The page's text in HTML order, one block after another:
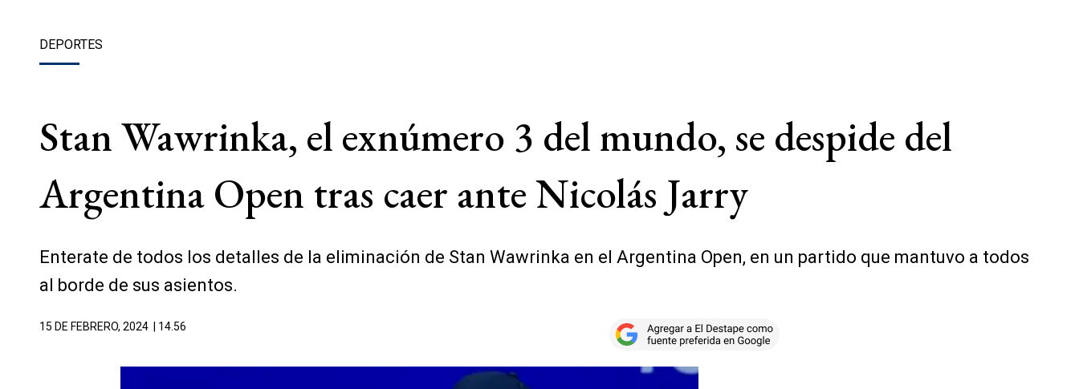
DEPORTES
Stan Wawrinka, el exnúmero 3 del mundo, se despide del
Argentina Open tras caer ante Nicolás Jarry
Enterate de todos los detalles de la eliminación de Stan Wawrinka en el Argentina Open, en un partido que mantuvo a todos
al borde de sus asientos.
15 DE FEBRERO, 2024 | 14.56